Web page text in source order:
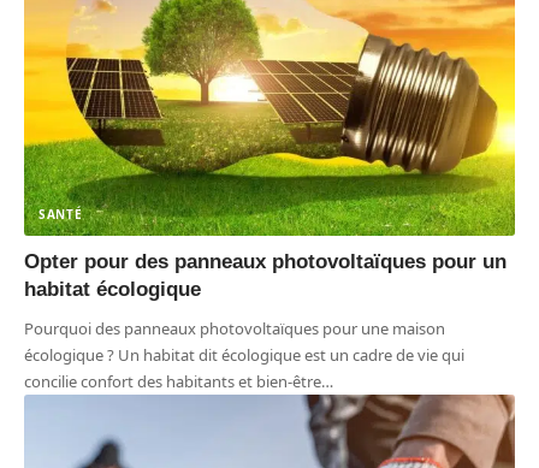
SANTÉ
Opter pour des panneaux photovoltaïques pour un
habitat écologique
Pourquoi des panneaux photovoltaïques pour une maison
écologique ? Un habitat dit écologique est un cadre de vie qui
concilie confort des habitants et bien-être…